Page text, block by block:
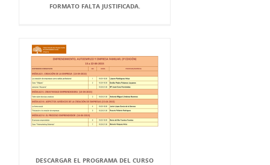
FORMATO FALTA JUSTIFICADA.
DESCARGAR EL PROGRAMA DEL CURSO